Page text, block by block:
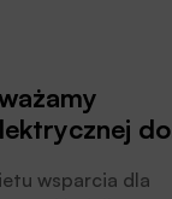
na rosyjski
do
wsparcia dla